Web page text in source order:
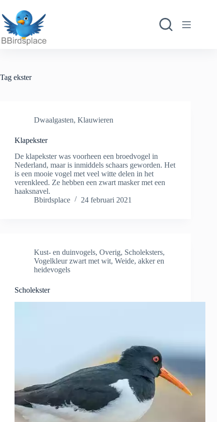
naar
de
inhoud
Tag ekster
Dwaalgasten, Klauwieren
Klapekster
De klapekster was voorheen een broedvogel in
Nederland, maar is inmiddels schaars geworden. Het
is een mooie vogel met veel witte delen in het
verenkleed. Ze hebben een zwart masker met een
haaksnavel.
Bbirdsplace
24 februari 2021
Kust- en duinvogels, Overig, Scholeksters,
Vogelkleur zwart met wit, Weide, akker en
heidevogels
Scholekster